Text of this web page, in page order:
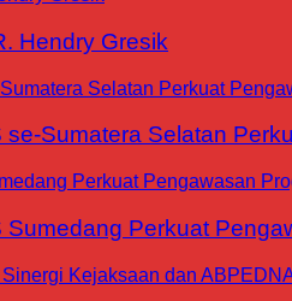
Hendry Gresik
Sumatera Selatan
Perkuat